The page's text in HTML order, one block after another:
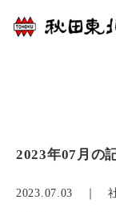
2023年07月の
2023.07.03 ｜